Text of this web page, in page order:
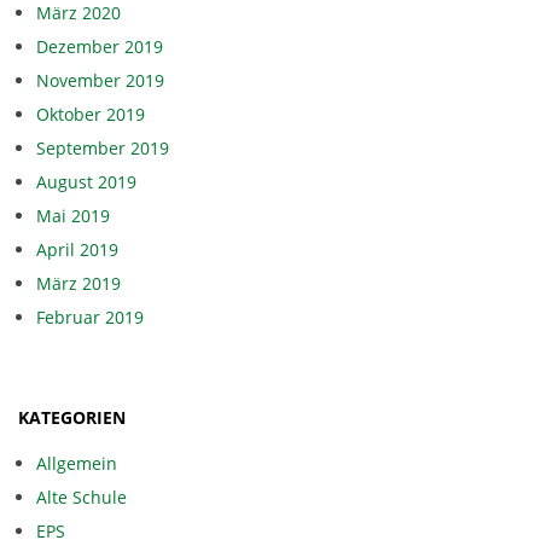
März 2020
Dezember 2019
November 2019
Oktober 2019
September 2019
August 2019
Mai 2019
April 2019
März 2019
Februar 2019
KATEGORIEN
Allgemein
Alte Schule
EPS